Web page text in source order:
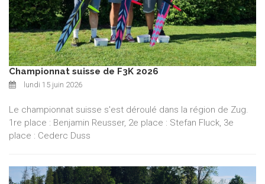
Championnat suisse de F3K 2026
lundi 15 juin 2026
Le championnat suisse s'est déroulé dans la région de Zug.
1re place : Benjamin Reusser, 2e place : Stefan Fluck, 3e
place : Cederc Duss